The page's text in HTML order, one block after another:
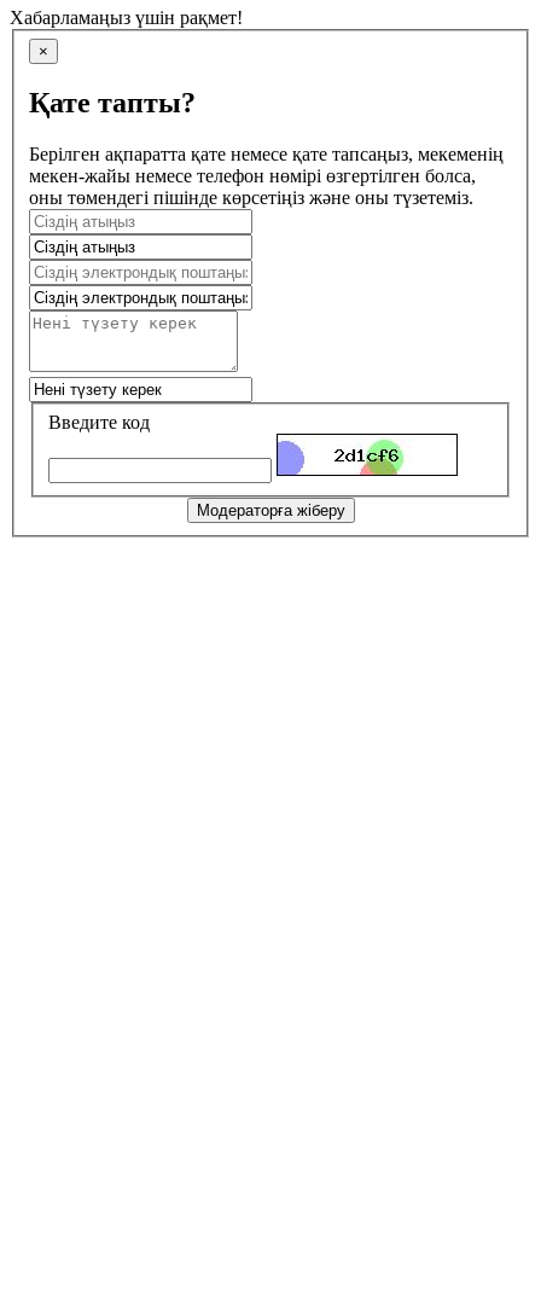
Хабарламаңыз үшін рақмет!
×
Қате тапты?
Берілген ақпаратта қате немесе қате тапсаңыз, мекеменің
мекен-жайы немесе телефон нөмірі өзгертілген болса,
оны төмендегі пішінде көрсетіңіз және оны түзетеміз.
Введите код
Модераторға жіберу